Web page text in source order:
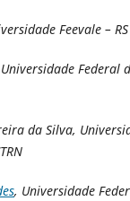
Feevale – RS
Federal
da Silva,
, Universidade